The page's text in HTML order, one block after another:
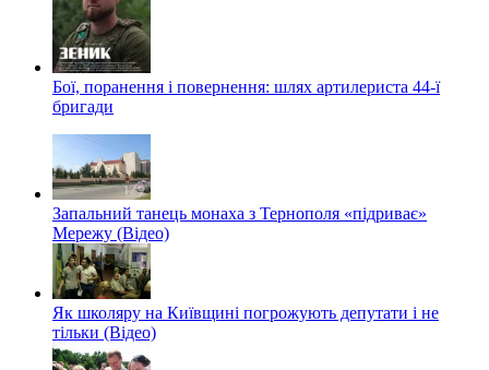
Бої, поранення і повернення: шлях артилериста 44-ї
бригади
Запальний танець монаха з Тернополя «підриває»
Мережу (Відео)
Як школяру на Київщині погрожують депутати і не
тільки (Відео)